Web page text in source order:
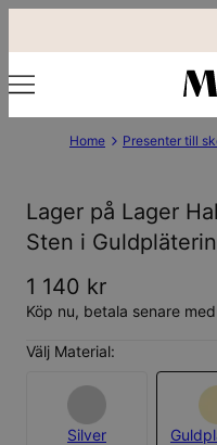
Home Presenter till
Lager på Lager
Sten i
1 140 kr
Köp nu, betala senare
Välj Material:
Silver